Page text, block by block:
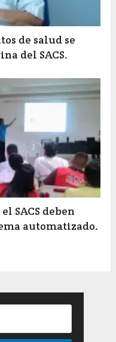
de salud se
del SACS.
SACS deben
automatizado.